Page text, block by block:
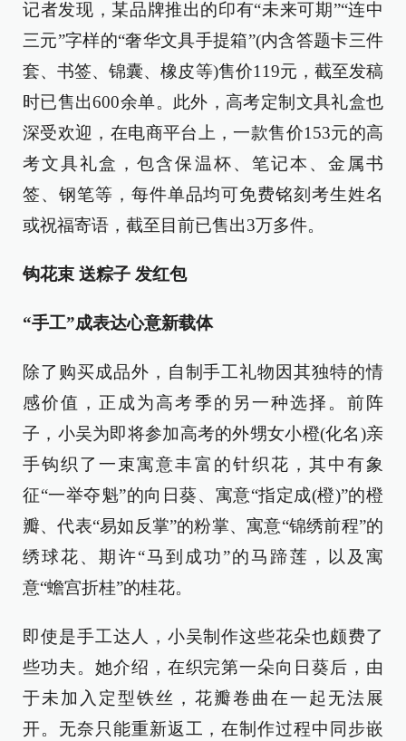
记者发现，某品牌推出的印有“未来可期”“连中
三元”字样的“奢华文具手提箱”(内含答题卡三件
套、书签、锦囊、橡皮等)售价119元，截至发稿
时已售出600余单。此外，高考定制文具礼盒也
深受欢迎，在电商平台上，一款售价153元的高
考文具礼盒，包含保温杯、笔记本、金属书
签、钢笔等，每件单品均可免费铭刻考生姓名
或祝福寄语，截至目前已售出3万多件。
钩花束 送粽子 发红包
“手工”成表达心意新载体
除了购买成品外，自制手工礼物因其独特的情
感价值，正成为高考季的另一种选择。前阵
子，小吴为即将参加高考的外甥女小橙(化名)亲
手钩织了一束寓意丰富的针织花，其中有象
征“一举夺魁”的向日葵、寓意“指定成(橙)”的橙
瓣、代表“易如反掌”的粉掌、寓意“锦绣前程”的
绣球花、期许“马到成功”的马蹄莲，以及寓
意“蟾宫折桂”的桂花。
即使是手工达人，小吴制作这些花朵也颇费了
些功夫。她介绍，在织完第一朵向日葵后，由
于未加入定型铁丝，花瓣卷曲在一起无法展
开。无奈只能重新返工，在制作过程中同步嵌